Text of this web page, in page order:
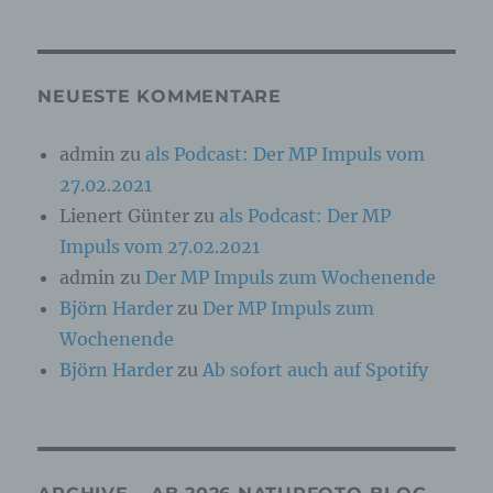
NEUESTE KOMMENTARE
admin zu als Podcast: Der MP Impuls vom
27.02.2021
Lienert Günter zu als Podcast: Der MP
Impuls vom 27.02.2021
admin zu Der MP Impuls zum Wochenende
Björn Harder zu Der MP Impuls zum
Wochenende
Björn Harder zuAb sofort auch auf Spotify
physischen, physiologischen, genetischen,
sozialen Identität dieser natürlichen Person
b) betroffene Person
Betroffene Person ist jede identifizierte oder
identifizierbare natürliche Person, deren
personenbezogene Daten von dem für die
Verarbeitung Verantwortlichen verarbeitet
werden.
c) Verarbeitung
automatisierter Verfahren ausgeführte Vorgang